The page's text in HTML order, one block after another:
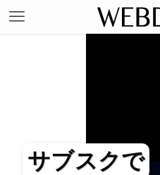
サブスクで